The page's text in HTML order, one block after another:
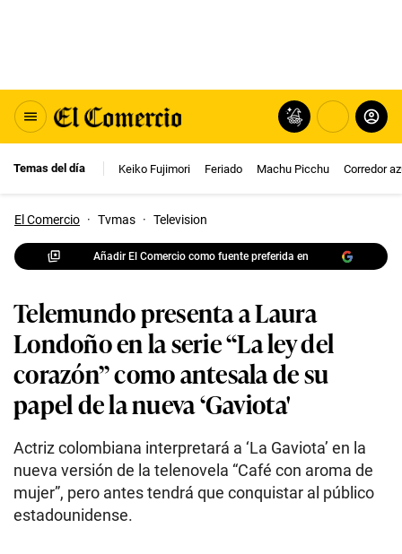
Temas del día Keiko Fujimori Feriado Machu Picchu Corredor
El Comercio · Tvmas · Television
Añadir El Comercio como fuente preferida en
Telemundo presenta a Laura
Londoño en la serie “La ley del
corazón” como antesala de su
papel de la nueva ‘Gaviota'
Actriz colombiana interpretará a ‘La Gaviota’ en la
nueva versión de la telenovela “Café con aroma de
mujer”, pero antes tendrá que conquistar al público
estadounidense.